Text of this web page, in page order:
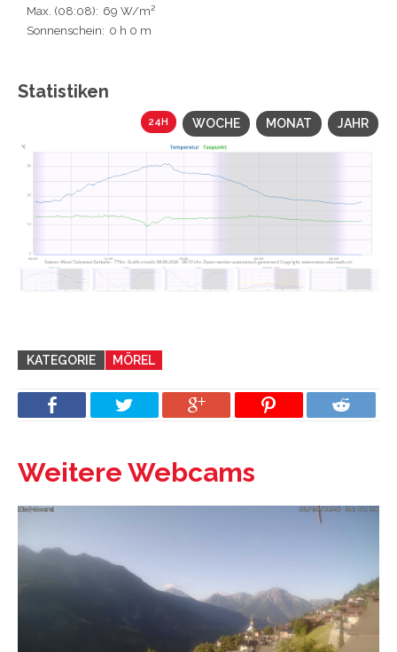
Max. (08:08): 69 W/m²
Sonnenschein: 0 h 0 m
Statistiken
24H WOCHE MONAT JAHR
KATEGORIE MÖREL
Weitere Webcams